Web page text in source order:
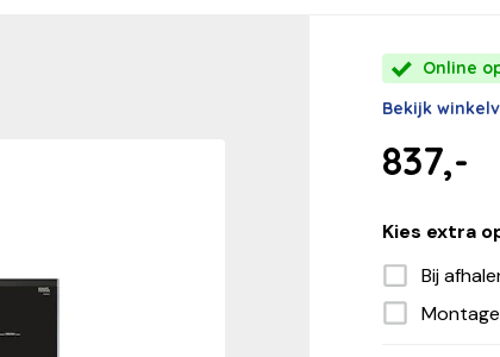
Online
Bekijk
837,-
Kies extra
Bij